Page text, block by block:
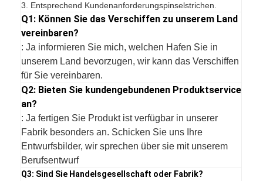
3. Entsprechend Kundenanforderungspinselstrichen.
Q1: Können Sie das Verschiffen zu unserem Land
vereinbaren?
: Ja informieren Sie mich, welchen Hafen Sie in
unserem Land bevorzugen, wir kann das Verschiffen
für Sie vereinbaren.
Q2: Bieten Sie kundengebundenen Produktservice
an?
: Ja fertigen Sie Produkt ist verfügbar in unserer
Fabrik besonders an. Schicken Sie uns Ihre
Entwurfsbilder, wir sprechen über sie mit unserem
Berufsentwurf
Q3: Sind Sie Handelsgesellschaft oder Fabrik?